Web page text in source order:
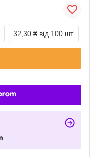
32,30 ₴ від 100 шт.